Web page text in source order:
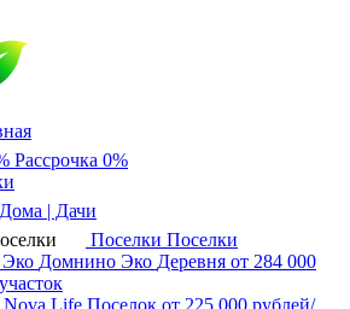
Рассрочка 0%
Дома | Дачи
Поселки Поселки
Домнино Эко Деревня от 284 000
Nova Life Поселок от 225 000 рублей/